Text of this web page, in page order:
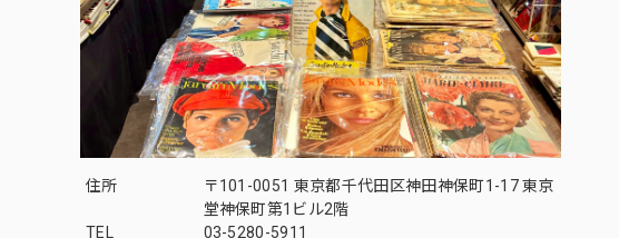
住所
〒101-0051 東京都千代田区神田神保町1-17 東京
堂神保町第1ビル2階
TEL
03-5280-5911